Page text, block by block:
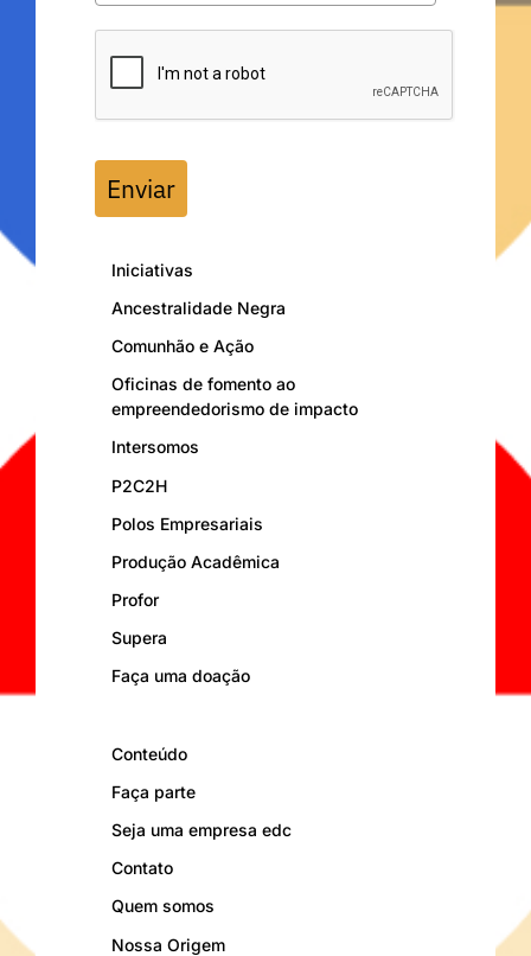
Enviar
Iniciativas
Ancestralidade Negra
Comunhão e Ação
Oficinas de fomento ao
empreendedorismo de impacto
Intersomos
P2C2H
Polos Empresariais
Produção Acadêmica
Profor
Supera
Faça uma doação
Conteúdo
Faça parte
Seja uma empresa edc
Contato
Quem somos
Nossa Origem